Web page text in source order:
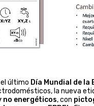
el último Día Mundial de
la nueva
energéticos, con